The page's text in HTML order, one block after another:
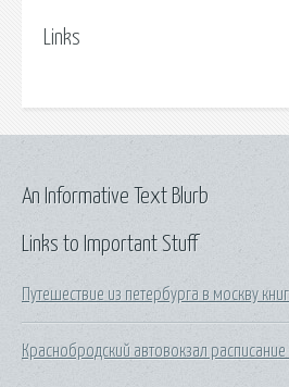
Links
Links to Important Stuff
Путешествие из петербурга в москву
Краснобродский автовокзал расписание
An Informative Text Blurb